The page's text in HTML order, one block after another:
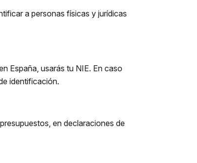
a personas físicas y jurídicas
España, usarás tu NIE. En caso
identificación.
en declaraciones de